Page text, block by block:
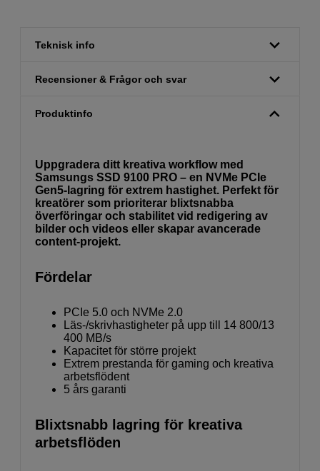
Teknisk info
Recensioner & Frågor och svar
Produktinfo
Uppgradera ditt kreativa workflow med
Samsungs SSD 9100 PRO – en NVMe PCIe
Gen5-lagring för extrem hastighet. Perfekt för
kreatörer som prioriterar blixtsnabba
överföringar och stabilitet vid redigering av
bilder och videos eller skapar avancerade
content-projekt.
Fördelar
PCIe 5.0 och NVMe 2.0
Läs-/skrivhastigheter på upp till 14 800/13
400 MB/s
Kapacitet för större projekt
Extrem prestanda för gaming och kreativa
arbetsflödent
5 års garanti
Blixtsnabb lagring för kreativa
arbetsflöden